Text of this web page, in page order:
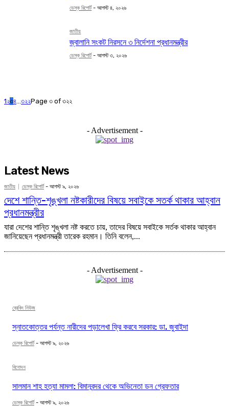
ডেস্ক রিপোর্ট - আগস্ট ৪, ২০২৬
জাতীয়
জ্বালানি সংকট নিরসনে ৩ নির্দেশনা প্রধানমন্ত্রীর
ডেস্ক রিপোর্ট - আগস্ট ৩, ২০২৬
1২৩৪...৩২২Page ৩ of ৩২২
- Advertisement -
Latest News
জাতীয় ডেস্ক রিপোর্ট - আগস্ট ৯, ২০২৬
দেশে শান্তি-শৃঙ্খলা নষ্টকারীদের বিষয়ে সবাইকে সতর্ক থাকার আহ্বান
প্রধানমন্ত্রীর
যারা দেশের শান্তি শৃঙ্খলা নষ্ট করতে চায়, তাদের বিষয়ে সবাইকে সর্তক থাকার আহ্বান
জানিয়েছেন প্রধানমন্ত্রী তারেক রহমান। তিনি বলেন,...
- Advertisement -
ব্রেকিং নিউজ
স্নাতকোত্তর পর্যন্ত নারীদের পড়ালেখা ফ্রি করবে সরকার: ডা. জুবাইদা
ডেস্ক রিপোর্ট - আগস্ট ৯, ২০২৬
বিনোদন
সালমান শাহ হত্যা মামলা: বিমানবন্দর থেকে অভিনেতা ডন গ্রেফতার
ডেস্ক রিপোর্ট - আগস্ট ৯, ২০২৬